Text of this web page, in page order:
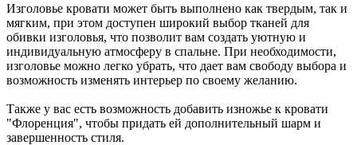
Изголовье кровати может быть выполнено как твердым, так и
мягким, при этом доступен широкий выбор тканей для
обивки изголовья, что позволит вам создать уютную и
индивидуальную атмосферу в спальне. При необходимости,
изголовье можно легко убрать, что дает вам свободу выбора и
возможность изменять интерьер по своему желанию.
Также у вас есть возможность добавить изножье к кровати
"Флоренция", чтобы придать ей дополнительный шарм и
завершенность стиля.